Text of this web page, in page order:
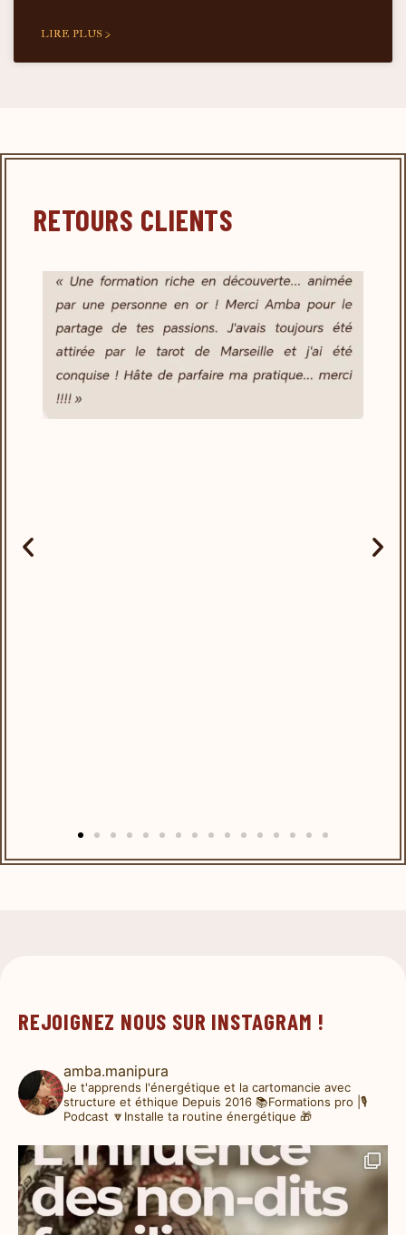
LIRE PLUS >
RETOURS CLIENTS
REJOIGNEZ NOUS SUR INSTAGRAM !
amba.manipura
Je t'apprends l'énergétique et la cartomancie avec
structure et éthique Depuis 2016 📚Formations pro |🎙️
Podcast 🔽Installe ta routine énergétique 🎁